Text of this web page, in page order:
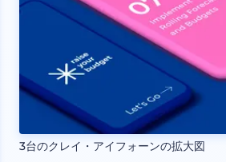
3台のクレイ・アイフォーンの拡大図